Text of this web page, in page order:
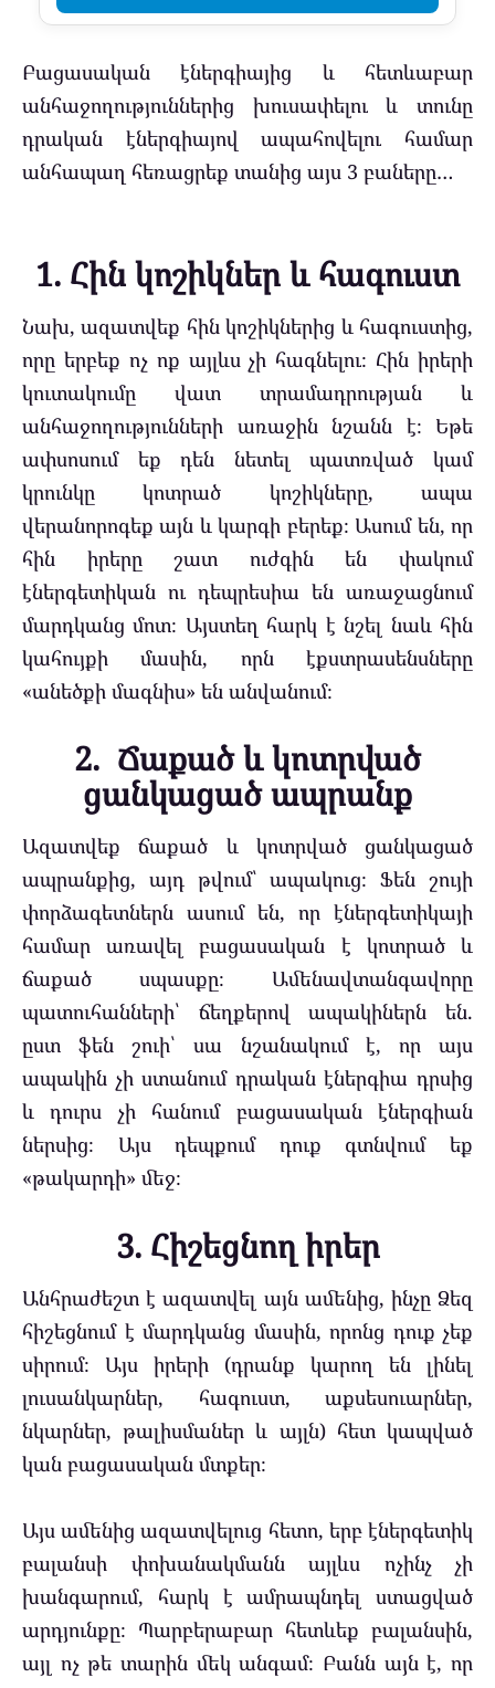
Բացասական էներգիայից և հետևաբար
անհաջողություններից խուսափելու և տունը
դրական էներգիայով ապահովելու համար
անհապաղ հեռացրեք տանից այս 3 բաները…
1. Հին կոշիկներ և հագուստ
Նախ, ազատվեք հին կոշիկներից և հագուստից,
որը երբեք ոչ ոք այլևս չի հագնելու։ Հին իրերի
կուտակումը վատ տրամադրության և
անհաջողությունների առաջին նշանն է։ Եթե
ափսոսում եք դեն նետել պատռված կամ
կրունկը կոտրած կոշիկները, ապա
վերանորոգեք այն և կարգի բերեք։ Ասում են, որ
հին իրերը շատ ուժգին են փակում
էներգետիկան ու դեպրեսիա են առաջացնում
մարդկանց մոտ։ Այստեղ հարկ է նշել նաև հին
կահույքի մասին, որն էքստրասենսները
«անեծքի մագնիս» են անվանում։
2. Ճաքած և կոտրված
ցանկացած ապրանք
Ազատվեք ճաքած և կոտրված ցանկացած
ապրանքից, այդ թվում՝ ապակուց։ Ֆեն շույի
փորձագետներն ասում են, որ էներգետիկայի
համար առավել բացասական է կոտրած և
ճաքած սպասքը։ Ամենավտանգավորը
պատուհանների՝ ճեղքերով ապակիներն են.
ըստ ֆեն շուի՝ սա նշանակում է, որ այս
ապակին չի ստանում դրական էներգիա դրսից
և դուրս չի հանում բացասական էներգիան
ներսից։ Այս դեպքում դուք գտնվում եք
«թակարդի» մեջ։
3. Հիշեցնող իրեր
Անհրաժեշտ է ազատվել այն ամենից, ինչը Ձեզ
հիշեցնում է մարդկանց մասին, որոնց դուք չեք
սիրում։ Այս իրերի (դրանք կարող են լինել
լուսանկարներ, հագուստ, աքսեսուարներ,
նկարներ, թալիսմաներ և այլն) հետ կապված
կան բացասական մտքեր։
Այս ամենից ազատվելուց հետո, երբ էներգետիկ
բալանսի փոխանակմանն այլևս ոչինչ չի
խանգարում, հարկ է ամրապնդել ստացված
արդյունքը։ Պարբերաբար հետևեք բալանսին,
այլ ոչ թե տարին մեկ անգամ։ Բանն այն է, որ